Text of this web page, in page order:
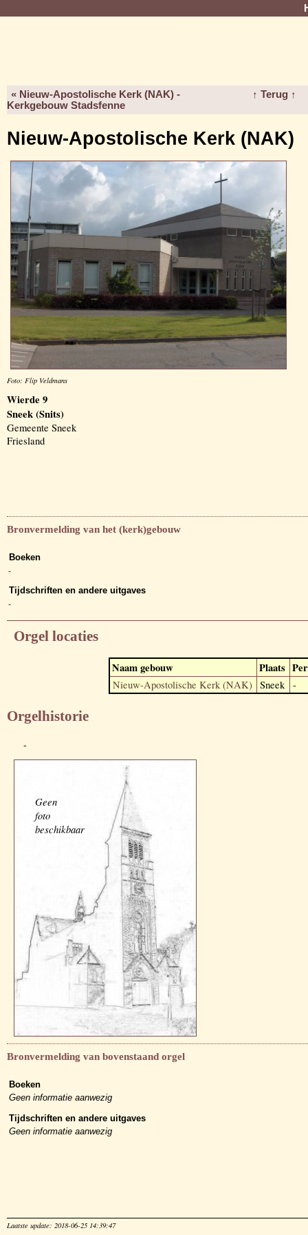
« Nieuw-Apostolische Kerk (NAK) -
Kerkgebouw Stadsfenne
↑ Terug ↑
Nieuw-Apostolische Kerk (NAK)
Foto: Flip Veldmans
Wierde 9
Sneek (Snits)
Gemeente Sneek
Friesland
Bronvermelding van het (kerk)gebouw
Boeken
-
Tijdschriften en andere uitgaves
-
Orgel locaties
Naam gebouw Plaats
Nieuw-Apostolische Kerk (NAK) Sneek -
Orgelhistorie
-
Geen
foto
beschikbaar
Bronvermelding van bovenstaand orgel
Boeken
Geen informatie aanwezig
Tijdschriften en andere uitgaves
Geen informatie aanwezig
Laatste update: 2018-06-25 14:39:47